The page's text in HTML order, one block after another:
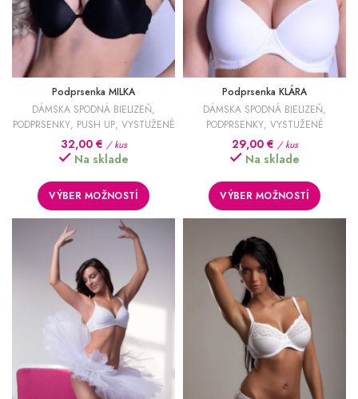
Podprsenka MILKA
DÁMSKA SPODNÁ BIELIZEŇ,
PODPRSENKY, PUSH UP, VYSTUŽENÉ
32,00 € / kus
Na sklade
VÝBER MOŽNOSTÍ
Podprsenka KLÁRA
DÁMSKA SPODNÁ BIELIZEŇ,
PODPRSENKY, VYSTUŽENÉ
29,00 € / kus
Na sklade
VÝBER MOŽNOSTÍ